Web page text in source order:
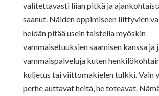
valitettavasti liian pitkä ja
saanut. Näiden oppimiseen liittyvien
heidän pitää usein taistella myöskin
vammaisetuuksien saamisen kanssa ja
vammaispalveluja kuten
kuljetus tai viittomakielen tulkki. Vain
perhe auttavat heitä, he toteavat.